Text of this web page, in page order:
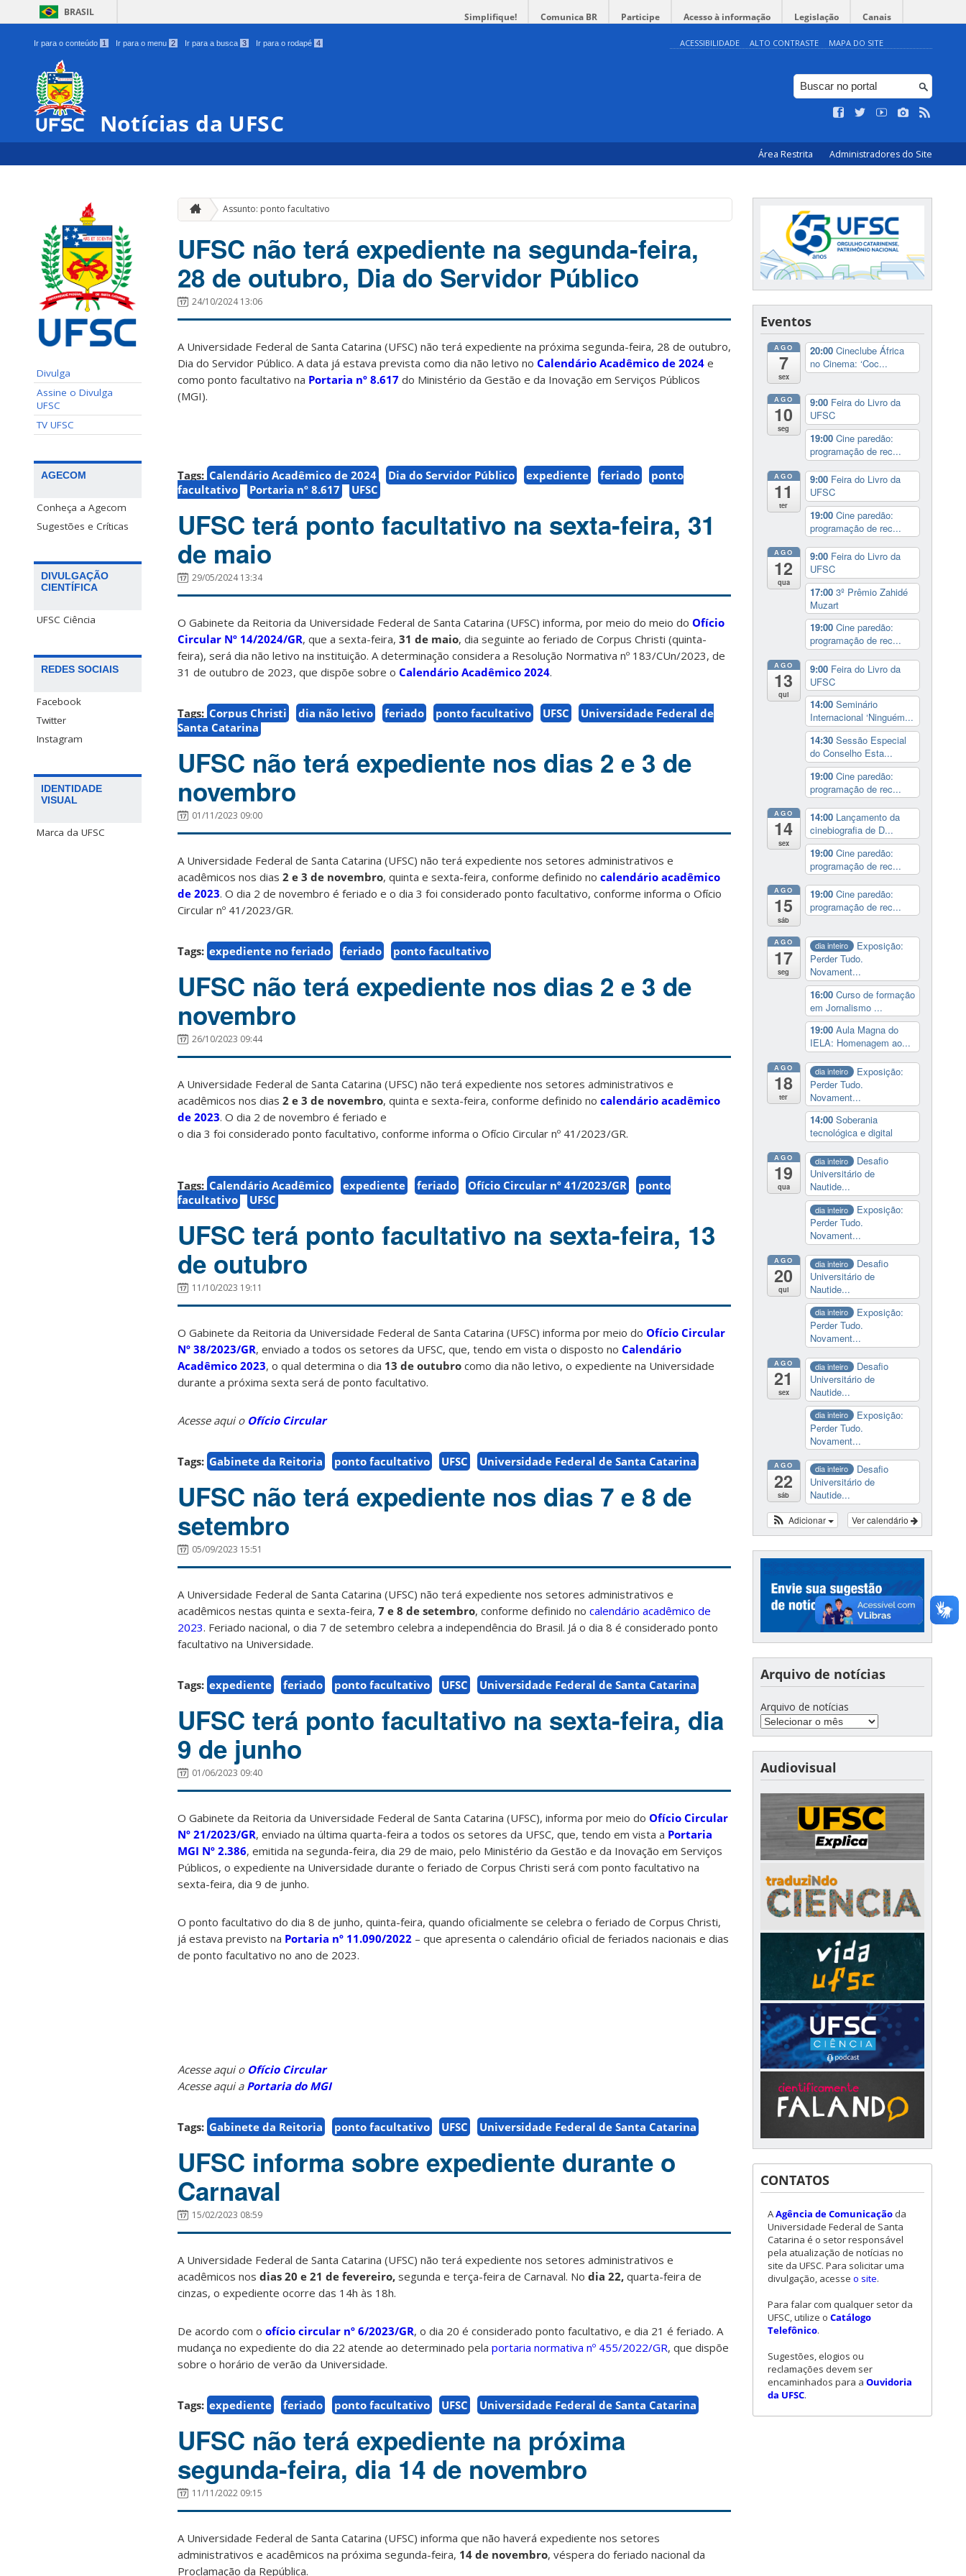
BRASIL Simplifique! Comunica BR Participe Acesso à informação Legislação Canais
Ir para o conteúdo 1 Ir para o menu 2 Ir para a busca 3 Ir para o rodapé 4 ACESSIBILIDADE ALTO CONTRASTE MAPA DO SITE
Notícias da UFSC
Área Restrita Administradores do Site
Divulga
Assine o Divulga
UFSC
TV UFSC
AGECOM
Conheça a Agecom
Sugestões e Críticas
DIVULGAÇÃO
CIENTÍFICA
UFSC Ciência
REDES SOCIAIS
Facebook
Twitter
Instagram
IDENTIDADE
VISUAL
Marca da UFSC
Assunto: ponto facultativo
UFSC não terá expediente na segunda-feira,
28 de outubro, Dia do Servidor Público
24/10/2024 13:06
A Universidade Federal de Santa Catarina (UFSC) não terá expediente na próxima segunda-feira, 28 de outubro,
Dia do Servidor Público. A data já estava prevista como dia não letivo no Calendário Acadêmico de 2024 e
como ponto facultativo na Portaria nº 8.617 do Ministério da Gestão e da Inovação em Serviços Públicos
(MGI).
Tags: Calendário Acadêmico de 2024 Dia do Servidor Público expediente feriado
ponto
facultativo
Portaria nº 8.617 UFSC
UFSC terá ponto facultativo na sexta-feira, 31
de maio
29/05/2024 13:34
O Gabinete da Reitoria da Universidade Federal de Santa Catarina (UFSC) informa, por meio do meio do Ofício
Circular Nº 14/2024/GR, que a sexta-feira, 31 de maio, dia seguinte ao feriado de Corpus Christi (quinta-
feira), será dia não letivo na instituição. A determinação considera a Resolução Normativa nº 183/CUn/2023, de
31 de outubro de 2023, que dispõe sobre o Calendário Acadêmico 2024.
Tags: Corpus Christi dia não letivo feriado ponto facultativo UFSC
Universidade Federal de
Santa Catarina
UFSC não terá expediente nos dias 2 e 3 de
novembro
01/11/2023 09:00
A Universidade Federal de Santa Catarina (UFSC) não terá expediente nos setores administrativos e
acadêmicos nos dias 2 e 3 de novembro, quinta e sexta-feira, conforme definido no calendário acadêmico
de 2023. O dia 2 de novembro é feriado e o dia 3 foi considerado ponto facultativo, conforme informa o Ofício
Circular nº 41/2023/GR.
Tags: expediente no feriado feriado ponto facultativo
UFSC não terá expediente nos dias 2 e 3 de
novembro
26/10/2023 09:44
A Universidade Federal de Santa Catarina (UFSC) não terá expediente nos setores administrativos e
acadêmicos nos dias 2 e 3 de novembro, quinta e sexta-feira, conforme definido no calendário acadêmico
de 2023. O dia 2 de novembro é feriado e
o dia 3 foi considerado ponto facultativo, conforme informa o Ofício Circular nº 41/2023/GR.
Tags: Calendário Acadêmico expediente feriado Ofício Circular nº 41/2023/GR
ponto
facultativo
UFSC
UFSC terá ponto facultativo na sexta-feira, 13
de outubro
11/10/2023 19:11
O Gabinete da Reitoria da Universidade Federal de Santa Catarina (UFSC) informa por meio do Ofício Circular
Nº 38/2023/GR, enviado a todos os setores da UFSC, que, tendo em vista o disposto no Calendário
Acadêmico 2023, o qual determina o dia 13 de outubro como dia não letivo, o expediente na Universidade
durante a próxima sexta será de ponto facultativo.
Acesse aqui o Ofício Circular
Tags: Gabinete da Reitoria ponto facultativo UFSC Universidade Federal de Santa Catarina
UFSC não terá expediente nos dias 7 e 8 de
setembro
05/09/2023 15:51
A Universidade Federal de Santa Catarina (UFSC) não terá expediente nos setores administrativos e
acadêmicos nestas quinta e sexta-feira, 7 e 8 de setembro, conforme definido no calendário acadêmico de
2023. Feriado nacional, o dia 7 de setembro celebra a independência do Brasil. Já o dia 8 é considerado ponto
facultativo na Universidade.
Tags: expediente feriado ponto facultativo UFSC Universidade Federal de Santa Catarina
UFSC terá ponto facultativo na sexta-feira, dia
9 de junho
01/06/2023 09:40
O Gabinete da Reitoria da Universidade Federal de Santa Catarina (UFSC), informa por meio do Ofício Circular
Nº 21/2023/GR, enviado na última quarta-feira a todos os setores da UFSC, que, tendo em vista a Portaria
MGI Nº 2.386, emitida na segunda-feira, dia 29 de maio, pelo Ministério da Gestão e da Inovação em Serviços
Públicos, o expediente na Universidade durante o feriado de Corpus Christi será com ponto facultativo na
sexta-feira, dia 9 de junho.
O ponto facultativo do dia 8 de junho, quinta-feira, quando oficialmente se celebra o feriado de Corpus Christi,
já estava previsto na Portaria nº 11.090/2022 – que apresenta o calendário oficial de feriados nacionais e dias
de ponto facultativo no ano de 2023.
Acesse aqui o Ofício Circular
Acesse aqui a Portaria do MGI
Tags: Gabinete da Reitoria ponto facultativo UFSC Universidade Federal de Santa Catarina
UFSC informa sobre expediente durante o
Carnaval
15/02/2023 08:59
A Universidade Federal de Santa Catarina (UFSC) não terá expediente nos setores administrativos e
acadêmicos nos dias 20 e 21 de fevereiro, segunda e terça-feira de Carnaval. No dia 22, quarta-feira de
cinzas, o expediente ocorre das 14h às 18h.
De acordo com o ofício circular nº 6/2023/GR, o dia 20 é considerado ponto facultativo, e dia 21 é feriado. A
mudança no expediente do dia 22 atende ao determinado pela portaria normativa nº 455/2022/GR, que dispõe
sobre o horário de verão da Universidade.
Tags: expediente feriado ponto facultativo UFSC Universidade Federal de Santa Catarina
UFSC não terá expediente na próxima
segunda-feira, dia 14 de novembro
11/11/2022 09:15
A Universidade Federal de Santa Catarina (UFSC) informa que não haverá expediente nos setores
administrativos e acadêmicos na próxima segunda-feira, 14 de novembro, véspera do feriado nacional da
Proclamação da República.
Eventos
AGO
7
sex
20:00 Cineclube África
no Cinema: ‘Coc...
AGO
10
seg
9:00 Feira do Livro da
UFSC
19:00 Cine paredão:
programação de rec...
AGO
11
ter
9:00 Feira do Livro da
UFSC
19:00 Cine paredão:
programação de rec...
AGO
12
qua
9:00 Feira do Livro da
UFSC
17:00 3º Prêmio Zahidé
Muzart
19:00 Cine paredão:
programação de rec...
AGO
13
qui
9:00 Feira do Livro da
UFSC
14:00 Seminário
Internacional ‘Ninguém...
14:30 Sessão Especial
do Conselho Esta...
19:00 Cine paredão:
programação de rec...
AGO
14
sex
14:00 Lançamento da
cinebiografia de D...
19:00 Cine paredão:
programação de rec...
AGO
15
sáb
19:00 Cine paredão:
programação de rec...
AGO
17
seg
dia inteiro
Exposição:
Perder Tudo.
Novament...
16:00 Curso de formação
em Jornalismo ...
19:00 Aula Magna do
IELA: Homenagem ao...
AGO
18
ter
dia inteiro
Exposição:
Perder Tudo.
Novament...
14:00 Soberania
tecnológica e digital
AGO
19
qua
dia inteiro
Desafio
Universitário de
Nautide...
dia inteiro
Exposição:
Perder Tudo.
Novament...
AGO
20
qui
dia inteiro
Desafio
Universitário de
Nautide...
dia inteiro
Exposição:
Perder Tudo.
Novament...
AGO
21
sex
dia inteiro
Desafio
Universitário de
Nautide...
dia inteiro
Exposição:
Perder Tudo.
Novament...
AGO
22
sáb
dia inteiro
Desafio
Universitário de
Nautide...
Ver calendário
Adicionar
Arquivo de notícias
Arquivo de notícias
Audiovisual
CONTATOS
AAgência de Comunicação da
Universidade Federal de Santa
Catarina é o setor responsável
pela atualização de notícias no
site da UFSC. Para solicitar uma
divulgação, acesse o site.
Para falar com qualquer setor da
UFSC, utilize o Catálogo
Telefônico.
Sugestões, elogios ou
reclamações devem ser
encaminhados para a Ouvidoria
da UFSC.